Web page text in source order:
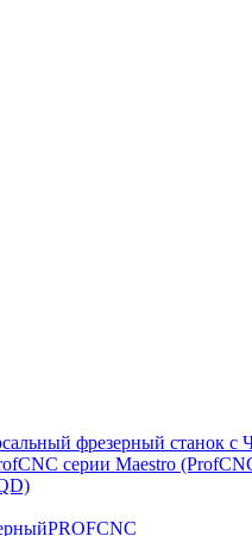
фрезерный станок с
серии Maestro
PROFCNC